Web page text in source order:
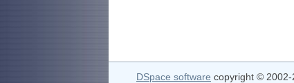
DSpace software copyright © 2002-